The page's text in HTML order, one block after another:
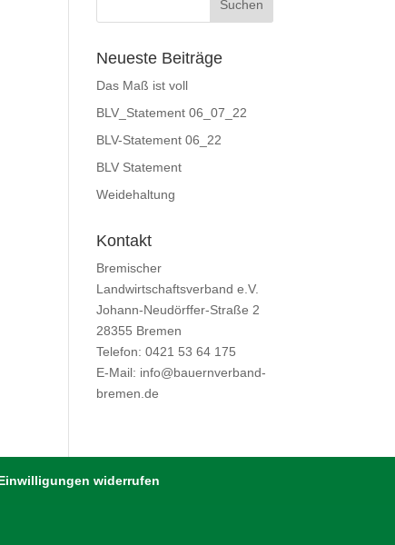
Neueste Beiträge
Das Maß ist voll
BLV_Statement 06_07_22
BLV-Statement 06_22
BLV Statement
Weidehaltung
Kontakt
Bremischer
Landwirtschaftsverband e.V.
Johann-Neudörffer-Straße 2
28355 Bremen
Telefon: 0421 53 64 175
E-Mail: info@bauernverband-
bremen.de
widerrufen